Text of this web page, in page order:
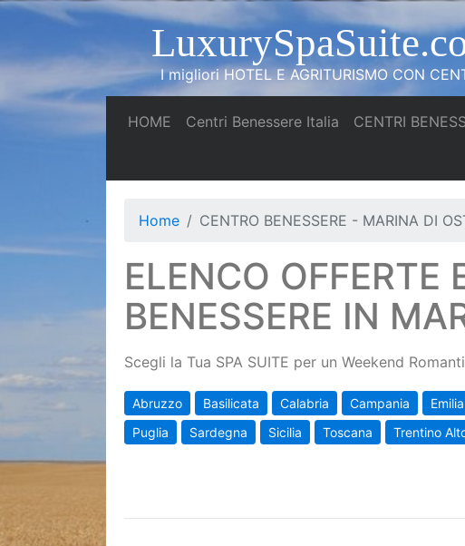
I migliori HOTEL E AGRITURISMO CON
HOME (current)
Centri Benessere Italia (current)
CENTRI
Home CENTRO BENESSERE - MARINA DI
ELENCO
BENESSERE IN
Scegli la Tua SPA SUITE per un Weekend
Abruzzo Basilicata Calabria Campania
Puglia
Sardegna Sicilia Toscana Trentino